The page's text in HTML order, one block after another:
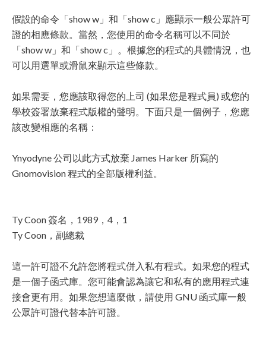
假設的命令「show w」和「show c」應顯示一般公眾許可
證的相應條款。當然，您使用的命令名稱可以不同於
「show w」和「show c」。根據您的程式的具體情況，也
可以用選單或滑鼠來顯示這些條款。
如果需要，您應該取得您的上司 (如果您是程式員) 或您的
學校簽署放棄程式版權的聲明。下面只是一個例子，您應
該改變相應的名稱：
Ynyodyne 公司以此方式放棄 James Harker 所寫的
Gnomovision 程式的全部版權利益。
Ty Coon 簽名，1989，4，1
Ty Coon，副總裁
這一許可證不允許您將程式併入私有程式。如果您的程式
是一個子函式庫。您可能會認為讓它和私有的應用程式連
接會更有用。如果您想這麼做，請使用 GNU 函式庫一般
公眾許可證代替本許可證。